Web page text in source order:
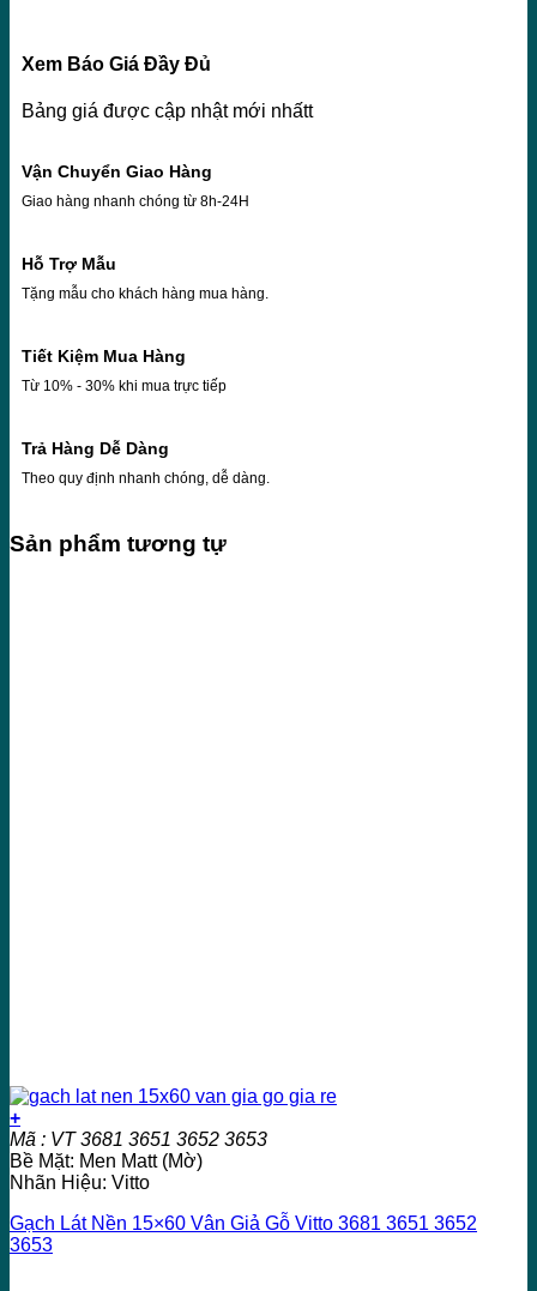
Xem Báo Giá Đầy Đủ
Bảng giá được cập nhật mới nhấtt
Vận Chuyển Giao Hàng
Giao hàng nhanh chóng từ 8h-24H
Hỗ Trợ Mẫu
Tặng mẫu cho khách hàng mua hàng.
Tiết Kiệm Mua Hàng
Từ 10% - 30% khi mua trực tiếp
Trả Hàng Dễ Dàng
Theo quy định nhanh chóng, dễ dàng.
Sản phẩm tương tự
+
Mã : VT 3681 3651 3652 3653
Bề Mặt: Men Matt (Mờ)
Nhãn Hiệu: Vitto
Gạch Lát Nền 15×60 Vân Giả Gỗ Vitto 3681 3651 3652
3653